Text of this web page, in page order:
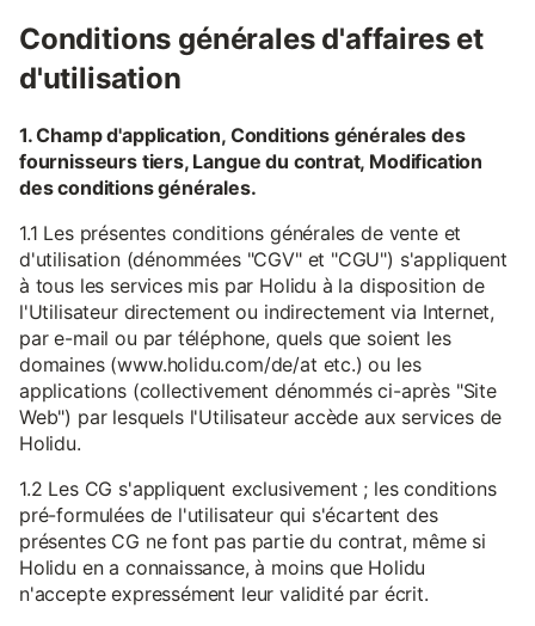
Conditions générales d'affaires et
d'utilisation
1. Champ d'application, Conditions générales des
fournisseurs tiers, Langue du contrat, Modification
des conditions générales.
1.1 Les présentes conditions générales de vente et
d'utilisation (dénommées "CGV" et "CGU") s'appliquent
à tous les services mis par Holidu à la disposition de
l'Utilisateur directement ou indirectement via Internet,
par e-mail ou par téléphone, quels que soient les
domaines (www.holidu.com/de/at etc.) ou les
applications (collectivement dénommés ci-après "Site
Web") par lesquels l'Utilisateur accède aux services de
Holidu.
1.2 Les CG s'appliquent exclusivement ; les conditions
pré-formulées de l'utilisateur qui s'écartent des
présentes CG ne font pas partie du contrat, même si
Holidu en a connaissance, à moins que Holidu
n'accepte expressément leur validité par écrit.